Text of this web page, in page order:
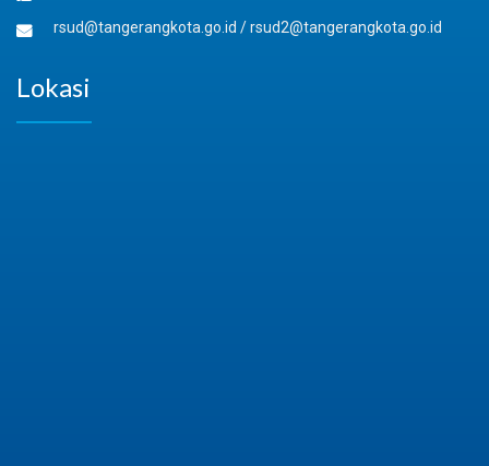
rsud@tangerangkota.go.id /rsud2@tangerangkota.go.id
Lokasi